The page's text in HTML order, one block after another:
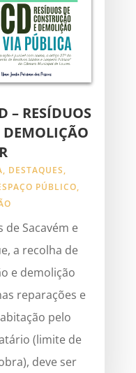
– RESÍDUOS
DEMOLIÇÃO
, DESTAQUES,
PÚBLICO,
de Sacavém e
a recolha de
e demolição
reparações e
pelo
(limite de
deve ser